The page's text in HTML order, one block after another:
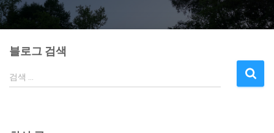
블로그 검색
검
색
검색 …